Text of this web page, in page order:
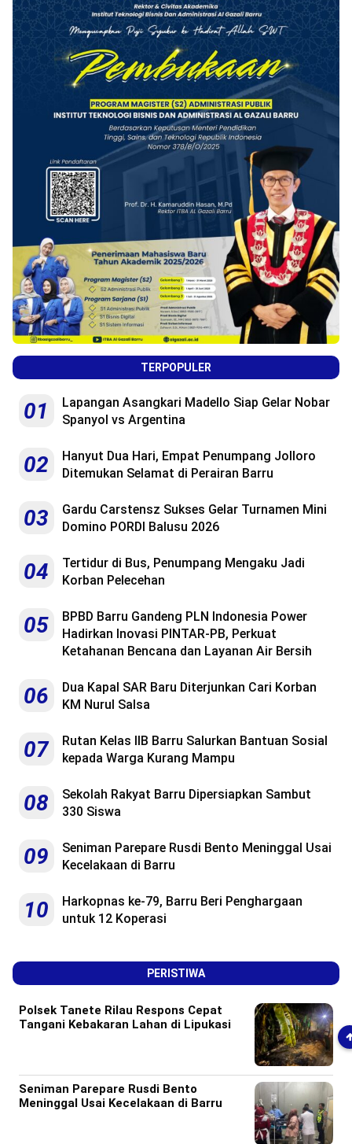
TERPOPULER
01
Lapangan Asangkari Madello Siap Gelar Nobar
Spanyol vs Argentina
02
Hanyut Dua Hari, Empat Penumpang Jolloro
Ditemukan Selamat di Perairan Barru
03
Gardu Carstensz Sukses Gelar Turnamen Mini
Domino PORDI Balusu 2026
04
Tertidur di Bus, Penumpang Mengaku Jadi
Korban Pelecehan
05
BPBD Barru Gandeng PLN Indonesia Power
Hadirkan Inovasi PINTAR-PB, Perkuat
Ketahanan Bencana dan Layanan Air Bersih
06
Dua Kapal SAR Baru Diterjunkan Cari Korban
KM Nurul Salsa
07
Rutan Kelas IIB Barru Salurkan Bantuan Sosial
kepada Warga Kurang Mampu
08
Sekolah Rakyat Barru Dipersiapkan Sambut
330 Siswa
09
Seniman Parepare Rusdi Bento Meninggal Usai
Kecelakaan di Barru
10
Harkopnas ke-79, Barru Beri Penghargaan
untuk 12 Koperasi
PERISTIWA
Polsek Tanete Rilau Respons Cepat
Tangani Kebakaran Lahan di Lipukasi
Seniman Parepare Rusdi Bento
Meninggal Usai Kecelakaan di Barru